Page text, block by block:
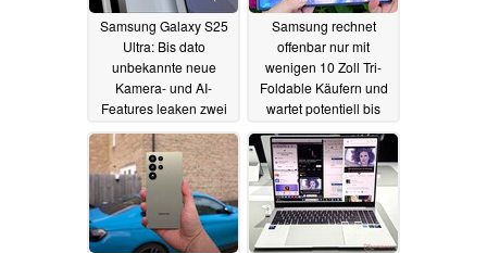
Samsung Galaxy S25
Ultra: Bis dato
unbekannte neue
Kamera- und AI-
Features leaken zwei
10.01.2025
Samsung rechnet
offenbar nur mit
wenigen 10 Zoll Tri-
Foldable Käufern und
wartet potentiell bis
09.01.2025